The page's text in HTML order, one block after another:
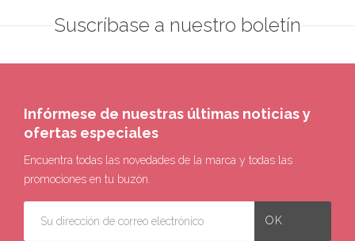
Suscríbase a nuestro boletín
Infórmese de nuestras últimas noticias y
ofertas especiales
Encuentra todas las novedades de la marca y todas las
promociones en tu buzón.